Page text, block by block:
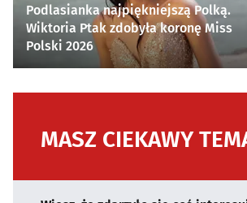
Podlasianka najpiękniejszą Polką.
Wiktoria Ptak zdobyła koronę Miss
Polski 2026
MASZ CIEKAWY